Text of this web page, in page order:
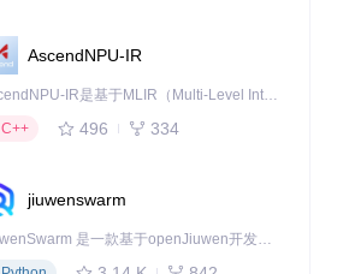
AscendNPU-IR
AscendNPU-IR是基于MLIR（Multi-Level Intermediate Representation）构建的，面向昇腾亲和算子编译时使用的中间表示，提供昇腾完备表达能力，通过编译优化提升昇腾AI处理器计算效率，支持通过生态框架使能昇腾AI处理器与深度调优
C++
496 334
jiuwenswarm
JiuwenSwarm 是一款基于openJiuwen开发的智能AI Agent，它能够将大语言模型的强大能力，通过你日常使用的各类通讯应用，直接延伸至你的指尖。